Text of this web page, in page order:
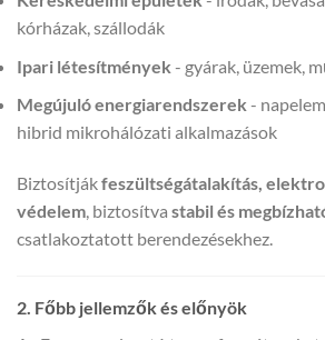
kórházak, szállodák
Ipari létesítmények - gyárak, üzemek,
Megújuló energiarendszerek -
hibrid mikrohálózati alkalmazások
Biztosítjákfeszültségátalakítás,
védelem, biztosítva stabil és
csatlakoztatott berendezésekhez.
2. Főbb jellemzők és előnyök